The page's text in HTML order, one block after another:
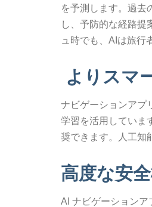
を予測します。過去
し、予防的な経路提
ュ時でも、AIは旅行
よりスマ
ナビゲーションアプ
学習を活用していま
奨できます。人工知
高度な安
AI ナビゲーション